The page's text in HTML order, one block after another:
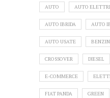
AUTO AUTO
AUTO IBRIDA AUTO
AUTO USATE
CROSSOVER DIESEL
E-COMMERCE
FIAT PANDA GREEN